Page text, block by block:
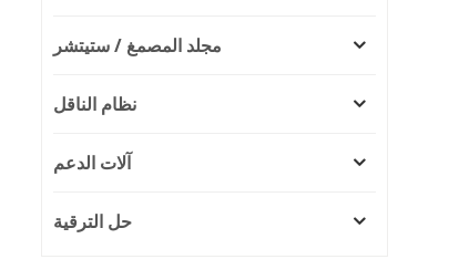
مجلد المصمغ / ستيتشر
نظام الناقل
آلات الدعم
حل الترقية